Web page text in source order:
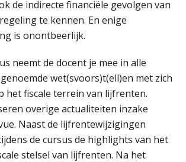
de indirecte financiële gevolgen van
te kennen. En enige
is onontbeerlijk.
neemt de docent je mee in alle
wet(svoors)t(ell)en met zich
het fiscale terrein van lijfrenten.
overige actualiteiten inzake
Naast de lijfrentewijzigingen
de cursus de highlights van het
stelsel van lijfrenten. Na het